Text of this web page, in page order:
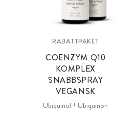
RABATTPAKET
COENZYM Q10
KOMPLEX
SNABBSPRAY
VEGANSK
Ubiquinol + Ubiquinon